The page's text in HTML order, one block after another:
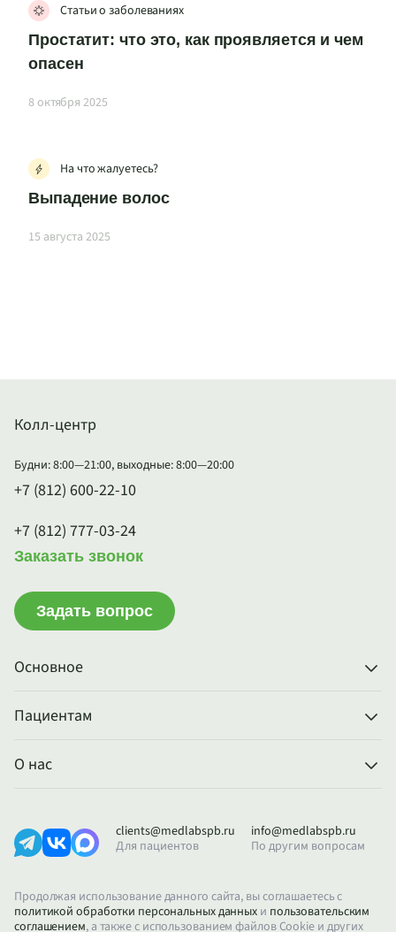
Статьи о заболеваниях
Простатит: что это, как проявляется и чем
опасен
8 октября 2025
На что жалуетесь?
Выпадение волос
15 августа 2025
Основное
Пациентам
О нас
Колл-центр
Будни: 8:00—21:00, выходные: 8:00—20:00
+7 (812) 600-22-10
+7 (812) 777-03-24
Заказать звонок
Задать вопрос
Продолжая использование данного сайта, вы соглашаетесь с
политикой обработки персональных данных и пользовательским
соглашением, а также с использованием файлов Cookie и других
clients@medlabspb.ru
Для пациентов
info@medlabspb.ru
По другим вопросам